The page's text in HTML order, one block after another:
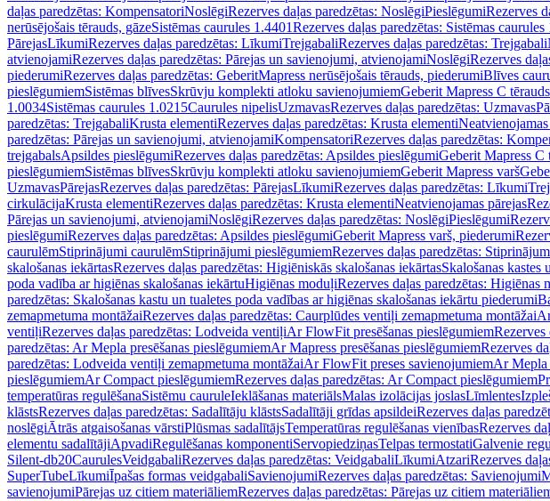
daļas paredzētas: KompensatoriNoslēgiRezerves daļas paredzētas: NoslēgiPieslēgumiRezerves
nerūsējošais tērauds, gāzeSistēmas caurules 1.4401Rezerves daļas paredzētas: Sistēmas caurules
PārejasLīkumiRezerves daļas paredzētas: LīkumiTrejgabaliRezerves daļas paredzētas: Trejgabali
atvienojamiRezerves daļas paredzētas: Pārejas un savienojumi, atvienojamiNoslēgiRezerves
piederumiRezerves daļas paredzētas: GeberitMapress nerūsējošais tērauds, piederumiBlīves
pieslēgumiemSistēmas blīvesSkrūvju komplekti atloku savienojumiemGeberit Mapress C tērauds
1.0034Sistēmas caurules 1.0215Caurules nipelisUzmavasRezerves daļas paredzētas: Uzmavas
paredzētas: TrejgabaliKrusta elementiRezerves daļas paredzētas: Krusta elementi
paredzētas: Pārejas un savienojumi, atvienojamiKompensatoriRezerves daļas paredzētas:
trejgabalsApsildes pieslēgumiRezerves daļas paredzētas: Apsildes pieslēgumiGeberit Mapress C
pieslēgumiemSistēmas blīvesSkrūvju komplekti atloku savienojumiemGeberit Mapress varš
UzmavasPārejasRezerves daļas paredzētas: PārejasLīkumiRezerves daļas paredzētas: Līkumi
cirkulācijaKrusta elementiRezerves daļas paredzētas: Krusta elementiNeatvienojamas pārejas
Pārejas un savienojumi, atvienojamiNoslēgiRezerves daļas paredzētas: NoslēgiPieslēgumi
pieslēgumiRezerves daļas paredzētas: Apsildes pieslēgumiGeberit Mapress varš, piederumi
caurulēmStiprinājumi caurulēmStiprinājumi pieslēgumiemRezerves daļas paredzētas:
skalošanas iekārtasRezerves daļas paredzētas: Higiēniskās skalošanas iekārtasSkalošanas kastes
poda vadība ar higiēnas skalošanas iekārtuHigiēnas moduļiRezerves daļas paredzētas: Higiēnas
paredzētas: Skalošanas kastu un tualetes poda vadības ar higiēnas skalošanas iekārtu piederumi
zemapmetuma montāžaiRezerves daļas paredzētas: Caurplūdes ventiļi zemapmetuma montāžai
ventiļiRezerves daļas paredzētas: Lodveida ventiļiAr FlowFit presēšanas pieslēgumiemRezerves
paredzētas: Ar Mepla presēšanas pieslēgumiemAr Mapress presēšanas pieslēgumiemRezerves
paredzētas: Lodveida ventiļi zemapmetuma montāžaiAr FlowFit preses savienojumiemAr Mepla
pieslēgumiemAr Compact pieslēgumiemRezerves daļas paredzētas: Ar Compact pieslēgumiem
temperatūras regulēšanaSistēmu cauruleIeklāšanas materiālsMalas izolācijas joslasLīmlentes
klāstsRezerves daļas paredzētas: Sadalītāju klāstsSadalītāji grīdas apsildeiRezerves daļas
noslēgiĀtrās atgaisošanas vārstiPlūsmas sadalītājsTemperatūras regulēšanas vienībasRezerves
elementu sadalītājiApvadiRegulēšanas komponentiServopiedziņasTelpas termostatiGalvenie
Silent-db20CaurulesVeidgabaliRezerves daļas paredzētas: VeidgabaliLīkumiAtzariRezerves
SuperTubeLīkumiĪpašas formas veidgabaliSavienojumiRezerves daļas paredzētas: Savienojumi
savienojumiPārejas uz citiem materiāliemRezerves daļas paredzētas: Pārejas uz citiem